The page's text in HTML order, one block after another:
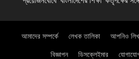
আমাদের সম্পর্কে লেখক তালিকা আপনিও
বিজ্ঞাপন ডিসক্লেইমার